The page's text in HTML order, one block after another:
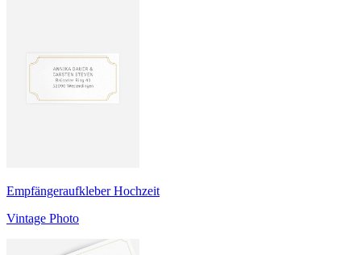
Empfängeraufkleber Hochzeit
Vintage Photo